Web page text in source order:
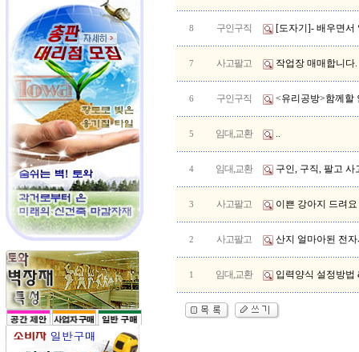
8 구인구직 [도자기]- 배우면서
7 사고팔고 작업장 매매합니다.
6 구인구직 <유리공방>함께할
5 임대,교환 ..
4 임대,교환 구인, 구직, 팔고 사
3 사고팔고 이쁜 강아지 드려요
2 사고팔고 산지 얼마아된 전
1 임대,교환 입력양식 설정방법